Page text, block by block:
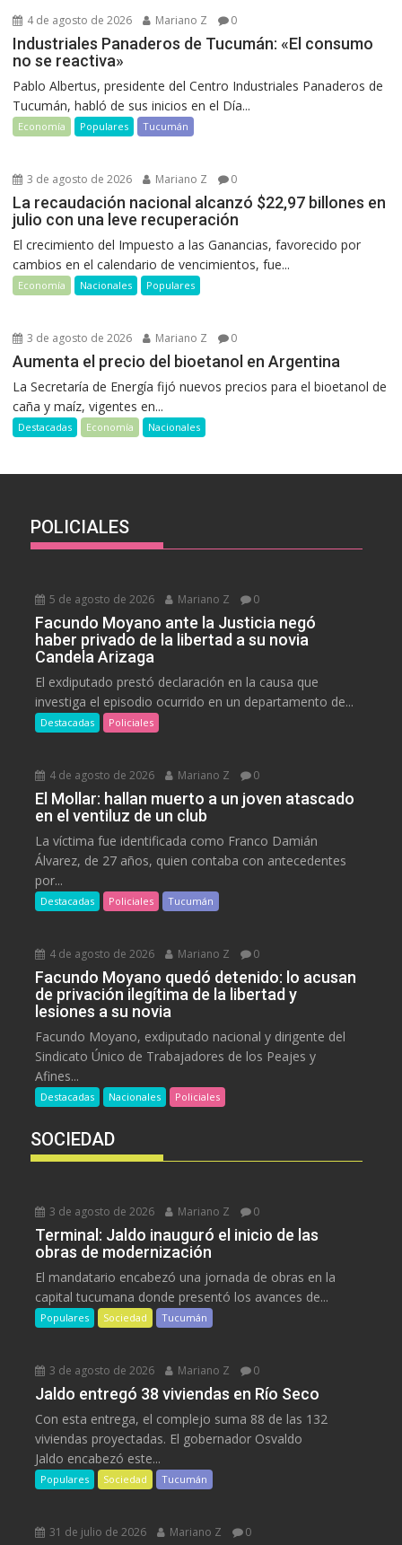
4 de agosto de 2026 Mariano Z 0
Industriales Panaderos de Tucumán: «El consumo
no se reactiva»
Pablo Albertus, presidente del Centro Industriales Panaderos de
Tucumán, habló de sus inicios en el Día...
Economía Populares Tucumán
3 de agosto de 2026 Mariano Z 0
La recaudación nacional alcanzó $22,97 billones en
julio con una leve recuperación
El crecimiento del Impuesto a las Ganancias, favorecido por
cambios en el calendario de vencimientos, fue...
Economía Nacionales Populares
3 de agosto de 2026 Mariano Z 0
Aumenta el precio del bioetanol en Argentina
La Secretaría de Energía fijó nuevos precios para el bioetanol de
caña y maíz, vigentes en...
Destacadas Economía Nacionales
POLICIALES
5 de agosto de 2026 Mariano Z 0
Facundo Moyano ante la Justicia negó
haber privado de la libertad a su novia
Candela Arizaga
El exdiputado prestó declaración en la causa que
investiga el episodio ocurrido en un departamento de...
Destacadas Policiales
4 de agosto de 2026 Mariano Z 0
El Mollar: hallan muerto a un joven atascado
en el ventiluz de un club
La víctima fue identificada como Franco Damián
Álvarez, de 27 años, quien contaba con antecedentes
por...
Destacadas Policiales Tucumán
4 de agosto de 2026 Mariano Z 0
Facundo Moyano quedó detenido: lo acusan
de privación ilegítima de la libertad y
lesiones a su novia
Facundo Moyano, exdiputado nacional y dirigente del
Sindicato Único de Trabajadores de los Peajes y
Afines...
Destacadas Nacionales Policiales
SOCIEDAD
3 de agosto de 2026 Mariano Z 0
Terminal: Jaldo inauguró el inicio de las
obras de modernización
El mandatario encabezó una jornada de obras en la
capital tucumana donde presentó los avances de...
Populares Sociedad Tucumán
3 de agosto de 2026 Mariano Z 0
Jaldo entregó 38 viviendas en Río Seco
Con esta entrega, el complejo suma 88 de las 132
viviendas proyectadas. El gobernador Osvaldo
Jaldo encabezó este...
Populares Sociedad Tucumán
31 de julio de 2026 Mariano Z 0